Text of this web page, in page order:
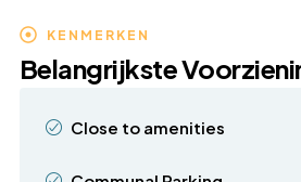
KENMERKEN
Belangrijkste
Close to amenities